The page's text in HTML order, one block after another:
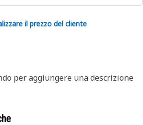
il prezzo del cliente
per aggiungere una descrizione